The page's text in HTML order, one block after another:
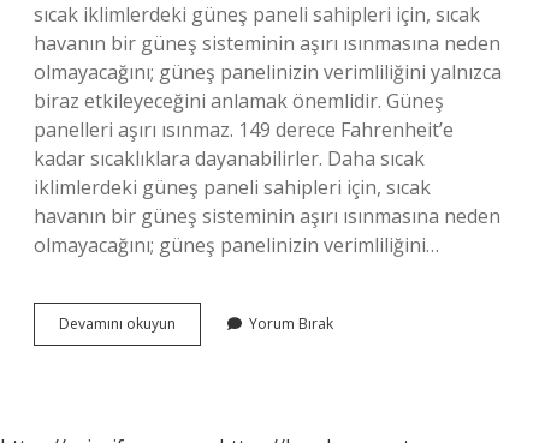
sıcak iklimlerdeki güneş paneli sahipleri için, sıcak
havanın bir güneş sisteminin aşırı ısınmasına neden
olmayacağını; güneş panelinizin verimliliğini yalnızca
biraz etkileyeceğini anlamak önemlidir. Güneş
panelleri aşırı ısınmaz. 149 derece Fahrenheit’e
kadar sıcaklıklara dayanabilirler. Daha sıcak
iklimlerdeki güneş paneli sahipleri için, sıcak
havanın bir güneş sisteminin aşırı ısınmasına neden
olmayacağını; güneş panelinizin verimliliğini…
Devamını okuyun
Panelleri
Yorum Bırak